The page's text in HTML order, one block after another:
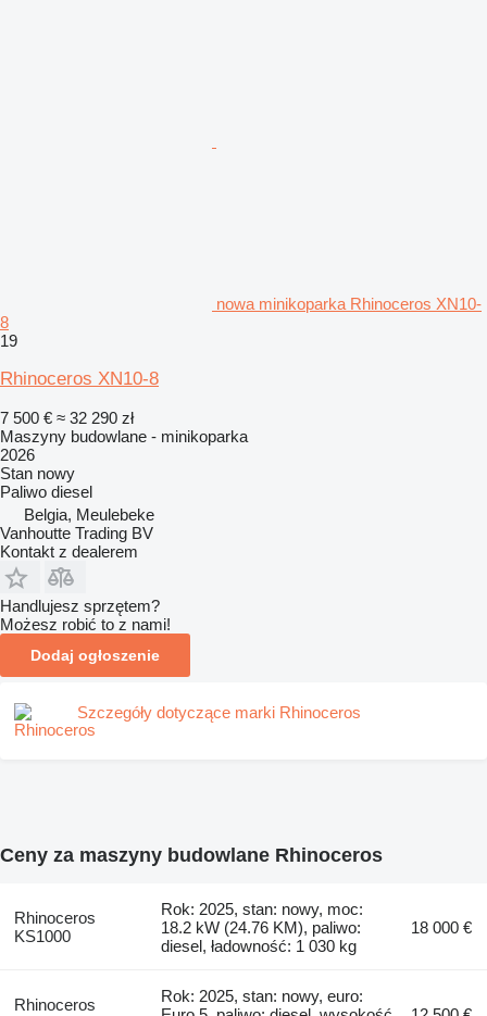
nowa minikoparka Rhinoceros XN10-
8
19
Rhinoceros XN10-8
7 500 € ≈ 32 290 zł
Maszyny budowlane - minikoparka
2026
Stan nowy
Paliwo diesel
Belgia, Meulebeke
Vanhoutte Trading BV
Kontakt z dealerem
Handlujesz sprzętem?
Możesz robić to z nami!
Dodaj ogłoszenie
Szczegóły dotyczące marki Rhinoceros
Ceny za maszyny budowlane Rhinoceros
Rhinoceros
KS1000
Rok: 2025, stan: nowy, moc:
18.2 kW (24.76 KM), paliwo:
diesel, ładowność: 1 030 kg
18 000 €
Rhinoceros
Rok: 2025, stan: nowy, euro: